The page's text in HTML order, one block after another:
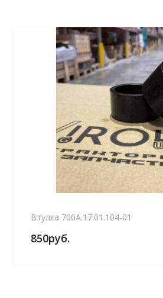
Втулка 700А.17.01.104-01
850руб.